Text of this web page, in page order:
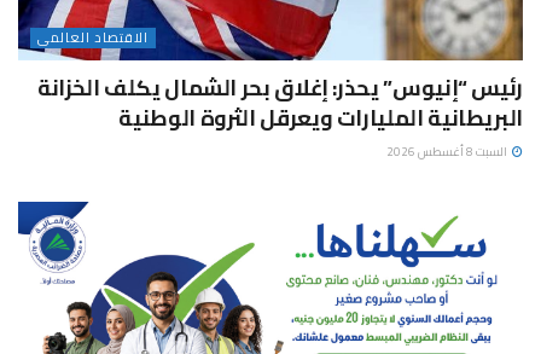
الاقتصاد العالمى
رئيس “إنيوس” يحذر: إغلاق بحر الشمال يكلف الخزانة
البريطانية المليارات ويعرقل الثروة الوطنية
السبت 8 أغسطس 2026